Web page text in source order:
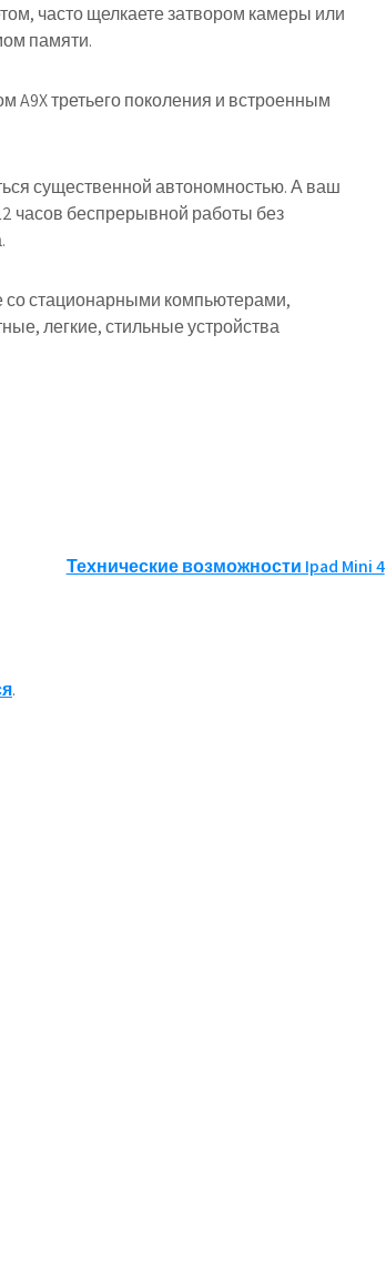
часто щелкаете затвором камеры или
памяти.
третьего поколения и встроенным
существенной автономностью. А ваш
часов беспрерывной работы без
стационарными компьютерами,
легкие, стильные устройства
Технические возможности Ipad Mini 4
.